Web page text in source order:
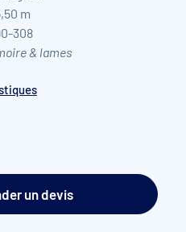
m
308
& lames
un devis